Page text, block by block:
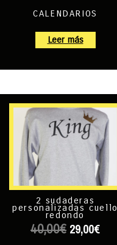
CALENDARIOS
Leer más
2 sudaderas
personalizadas cuello
redondo
40,00€ 29,00€